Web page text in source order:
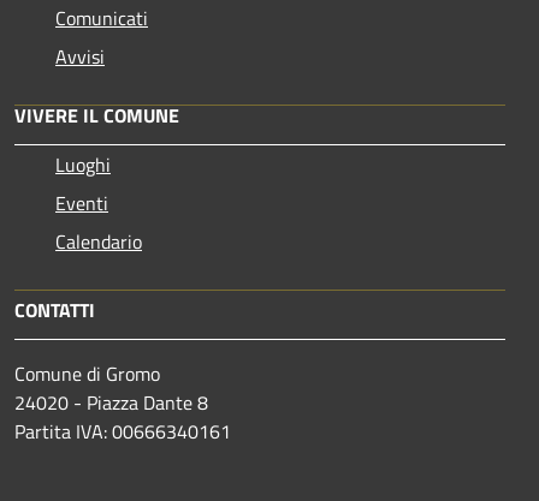
Comunicati
Avvisi
VIVERE IL COMUNE
Luoghi
Eventi
Calendario
CONTATTI
Comune di Gromo
24020 - Piazza Dante 8
Partita IVA: 00666340161